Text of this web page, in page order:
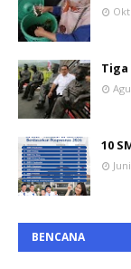
10
BENCANA